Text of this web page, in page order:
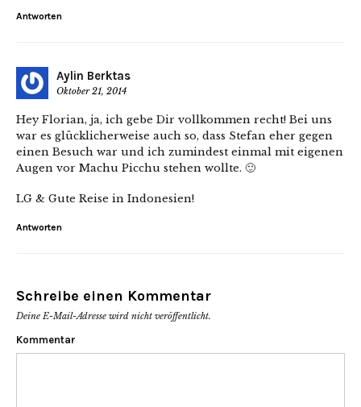
Antworten
Aylin Berktas
Oktober 21, 2014
Hey Florian, ja, ich gebe Dir vollkommen recht! Bei uns
war es glücklicherweise auch so, dass Stefan eher gegen
einen Besuch war und ich zumindest einmal mit eigenen
Augen vor Machu Picchu stehen wollte. 🙂
LG & Gute Reise in Indonesien!
Antworten
Schreibe einen Kommentar
Deine E-Mail-Adresse wird nicht veröffentlicht.
Kommentar